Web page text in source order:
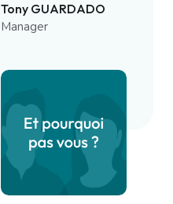
Tony GUARDADO
Manager